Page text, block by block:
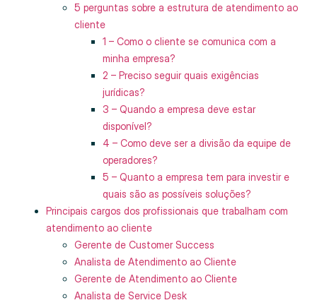
5 perguntas sobre a estrutura de atendimento ao
cliente
1 – Como o cliente se comunica com a
minha empresa?
2 – Preciso seguir quais exigências
jurídicas?
3 – Quando a empresa deve estar
disponível?
4 – Como deve ser a divisão da equipe de
operadores?
5 – Quanto a empresa tem para investir e
quais são as possíveis soluções?
Principais cargos dos profissionais que trabalham com
atendimento ao cliente
Gerente de Customer Success
Analista de Atendimento ao Cliente
Gerente de Atendimento ao Cliente
Analista de Service Desk